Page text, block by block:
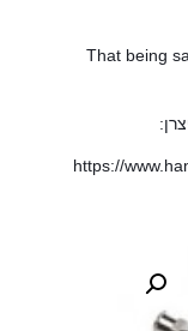
That being
https://